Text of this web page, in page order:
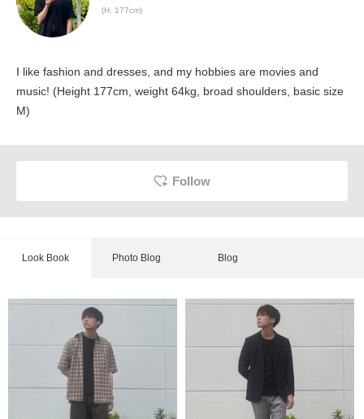
(H: 177cm)
I like fashion and dresses, and my hobbies are movies and
music! (Height 177cm, weight 64kg, broad shoulders, basic size
M)
Follow
Look Book Photo Blog Blog